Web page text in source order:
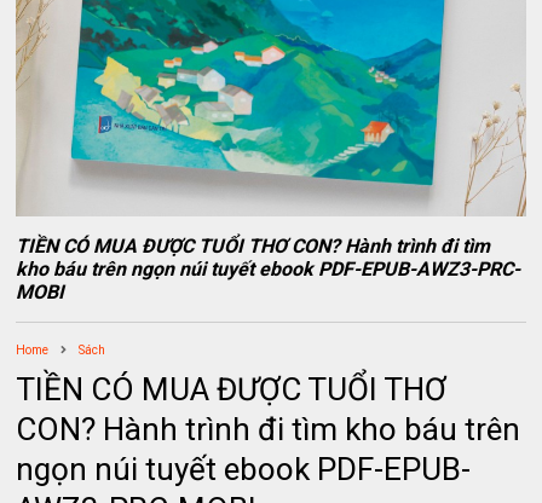
TIỀN CÓ MUA ĐƯỢC TUỔI THƠ CON? Hành trình đi tìm
kho báu trên ngọn núi tuyết ebook PDF-EPUB-AWZ3-PRC-
MOBI
Home Sách
TIỀN CÓ MUA ĐƯỢC TUỔI THƠ
CON? Hành trình đi tìm kho báu trên
ngọn núi tuyết ebook PDF-EPUB-